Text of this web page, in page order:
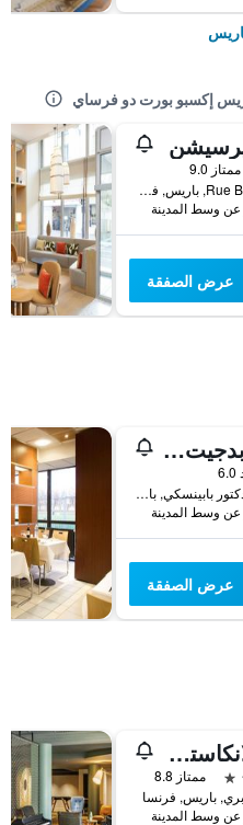
إكسبو بورت دو فرساي
ممتاز 9.0
61 Rue Brancion, باريس, فرنسا
عرض الصفقة
إيبيس بدجيت باريس بورت دي مونمارتر
45 شارع الدكتور بابينسكي, باريس, فرنسا
عرض الصفقة
فندق لانكاستر باريس شانزليزيه
ممتاز 8.8